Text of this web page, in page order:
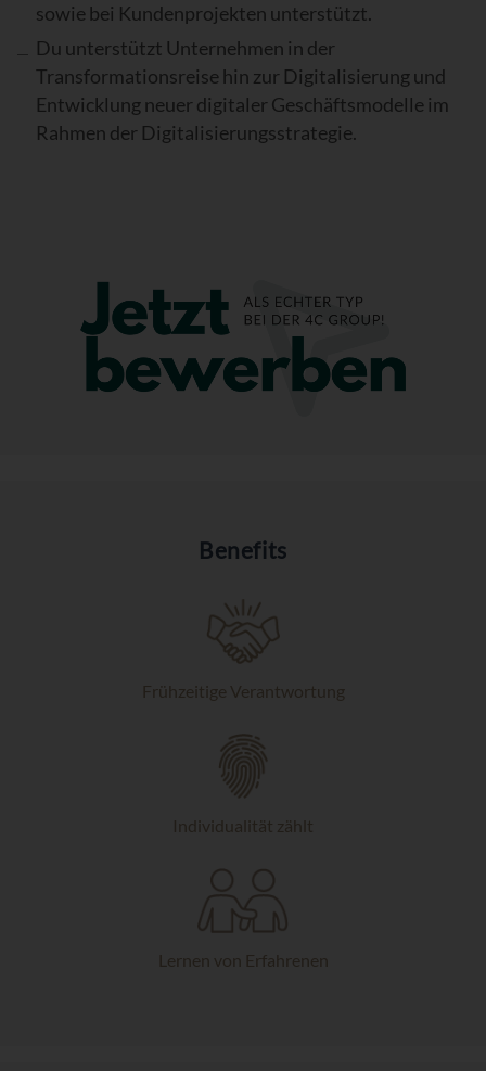
sowie bei Kundenprojekten unterstützt.
Du unterstützt Unternehmen in der
Transformationsreise hin zur Digitalisierung und
Entwicklung neuer digitaler Geschäftsmodelle im
Rahmen der Digitalisierungsstrategie.
Benefits
Frühzeitige Verantwortung
Individualität zählt
Lernen von Erfahrenen